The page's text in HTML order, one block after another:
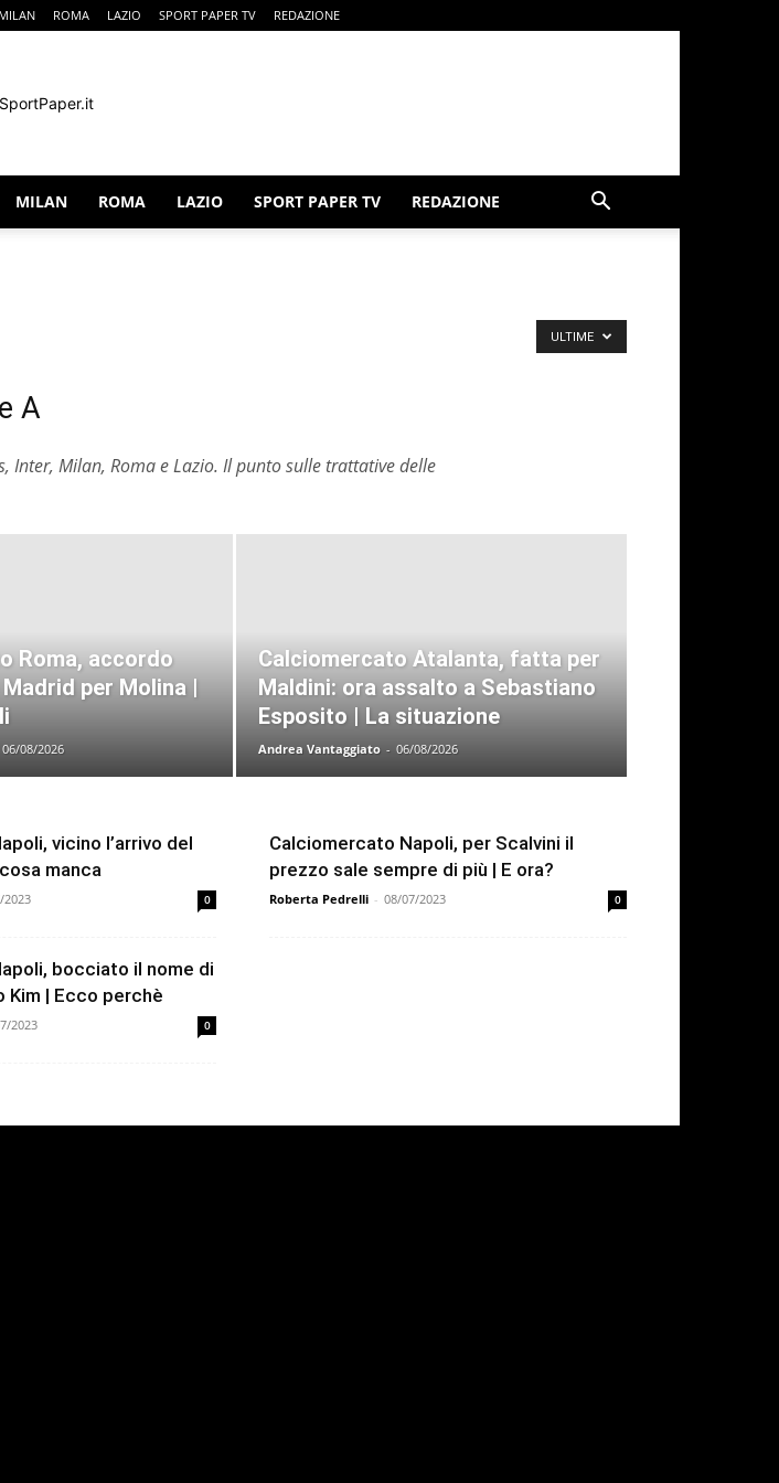
MILAN ROMA LAZIO SPORT PAPER TV REDAZIONE
MILAN ROMA LAZIO SPORT PAPER TV REDAZIONE
A
Inter, Milan, Roma e Lazio. Il punto sulle trattative delle
ULTIME
Roma, accordo
per Molina |
06/08/2026
Calciomercato Atalanta, fatta per
Maldini: ora assalto a Sebastiano
Esposito | La situazione
Andrea Vantaggiato - 06/08/2026
vicino l’arrivo del
manca
2023 0
Calciomercato Napoli, per Scalvini il
prezzo sale sempre di più | E ora?
Roberta Pedrelli - 08/07/2023 0
bocciato il nome di
Kim | Ecco perchè
2023 0